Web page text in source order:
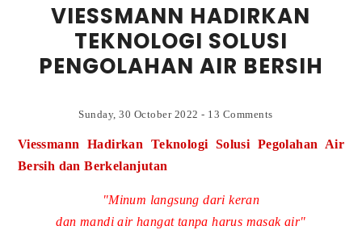
VIESSMANN HADIRKAN
TEKNOLOGI SOLUSI
PENGOLAHAN AIR BERSIH
Sunday, 30 October 2022- 13 Comments
Viessmann Hadirkan Teknologi Solusi Pegolahan Air
Bersih dan Berkelanjutan
"Minum langsung dari keran
dan mandi air hangat tanpa harus masak air"